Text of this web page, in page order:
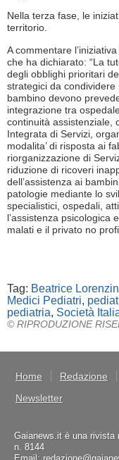
Nella terza fase, le
territorio.
A commentare
che ha dichiarato: “La
degli obblighi prioritari
strategici da
bambino devono
integrazione tra
continuità assistenziale,
Integrata di Servizi,
modalita’ di risposta ai
riorganizzazione di
riduzione di ricoveri
dell’assistenza ai
patologie mediante lo
specialistici, ospedali,
l’assistenza psicologica
malati e il privato no
Tag: Beatrice Lorenzin
Medici Pediatri,
pediatria, Società
© RIPRODUZIONE
Home Redazione
Newsletter
Gaianews.it è una rivista
n. 8144